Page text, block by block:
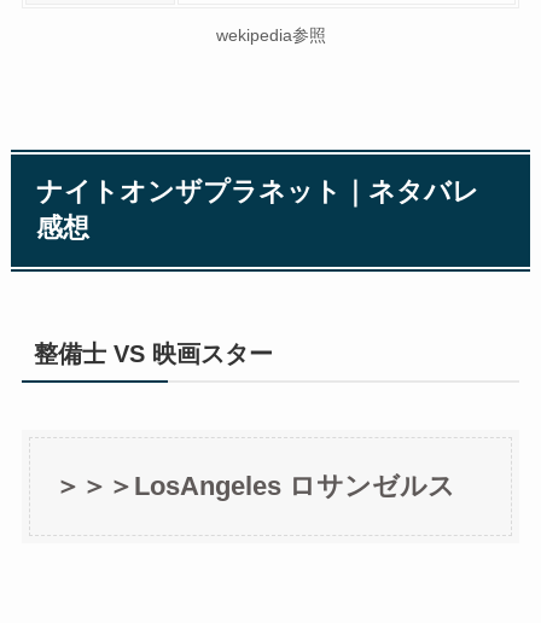
wekipedia参照
ナイトオンザプラネット｜ネタバレ
感想
整備士 VS 映画スター
＞＞＞LosAngeles ロサンゼルス